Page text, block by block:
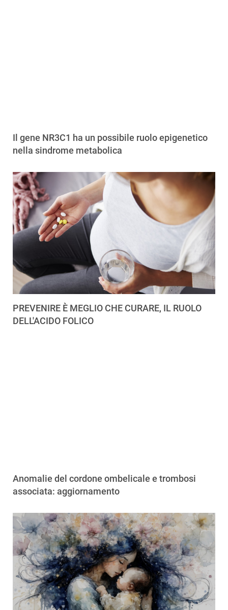
Il gene NR3C1 ha un possibile ruolo epigenetico
nella sindrome metabolica
PREVENIRE È MEGLIO CHE CURARE, IL RUOLO
DELL'ACIDO FOLICO
Anomalie del cordone ombelicale e trombosi
associata: aggiornamento